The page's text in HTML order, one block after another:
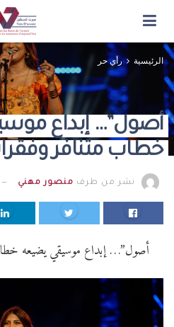
الرئيسية رأي حر
أصول”… إبداع
خطاب متنافر
نشر من طرف منصور مهني
أصول”… إبداع موسيقي يضيعه